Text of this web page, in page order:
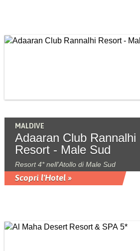
MALDIVE
Adaaran Club Rannalhi
Resort - Male Sud
Resort 4* nell'Atollo di Male Sud
Scopri l'Hotel »